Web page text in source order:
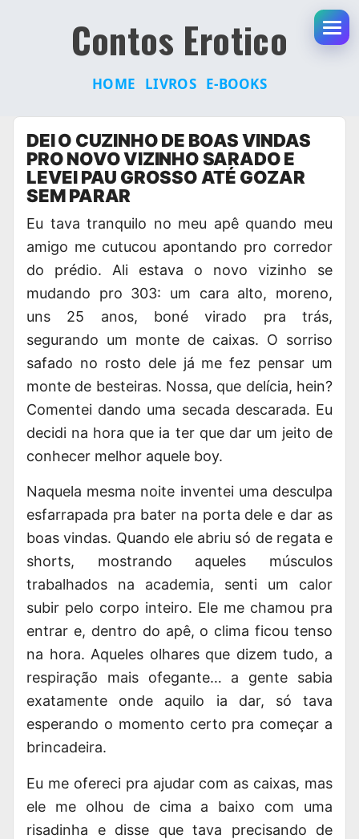
Contos Erotico
HOME LIVROS E-BOOKS
Pular
para
conteúdo
DEI O CUZINHO DE BOAS VINDAS
PRO NOVO VIZINHO SARADO E
LEVEI PAU GROSSO ATÉ GOZAR
SEM PARAR
Eu tava tranquilo no meu apê quando meu
amigo me cutucou apontando pro corredor
do prédio. Ali estava o novo vizinho se
mudando pro 303: um cara alto, moreno,
uns 25 anos, boné virado pra trás,
segurando um monte de caixas. O sorriso
safado no rosto dele já me fez pensar um
monte de besteiras. Nossa, que delícia, hein?
Comentei dando uma secada descarada. Eu
decidi na hora que ia ter que dar um jeito de
conhecer melhor aquele boy.
Naquela mesma noite inventei uma desculpa
esfarrapada pra bater na porta dele e dar as
boas vindas. Quando ele abriu só de regata e
shorts, mostrando aqueles músculos
trabalhados na academia, senti um calor
subir pelo corpo inteiro. Ele me chamou pra
entrar e, dentro do apê, o clima ficou tenso
na hora. Aqueles olhares que dizem tudo, a
respiração mais ofegante… a gente sabia
exatamente onde aquilo ia dar, só tava
esperando o momento certo pra começar a
brincadeira.
Eu me ofereci pra ajudar com as caixas, mas
ele me olhou de cima a baixo com uma
risadinha e disse que tava precisando de